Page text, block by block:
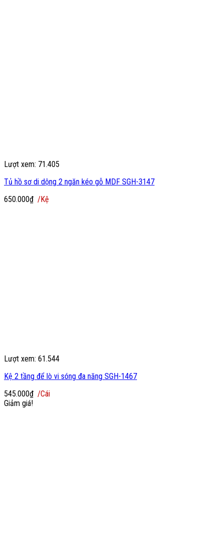
Lượt xem: 71.405
Tủ hồ sơ di dộng 2 ngăn kéo gỗ MDF SGH-3147
650.000₫ /Kệ
Lượt xem: 61.544
Kệ 2 tầng để lò vi sóng đa năng SGH-1467
545.000₫ /Cái
Giảm giá!